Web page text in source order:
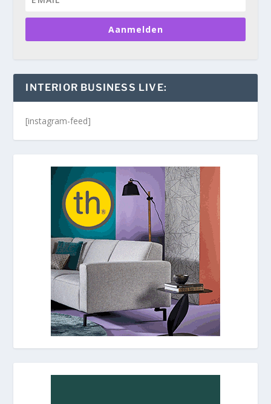
Aanmelden
INTERIOR BUSINESS LIVE:
[instagram-feed]